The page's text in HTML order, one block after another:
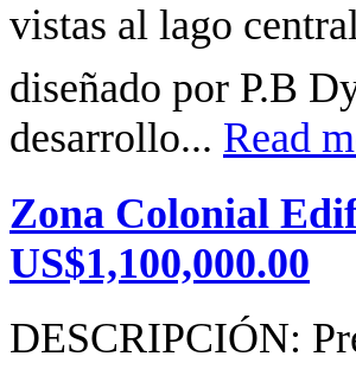
vistas al lago
diseñado por P.B
desarrollo... Read
Zona Colonial
US$1,100,000.00
DESCRIPCIÓN: